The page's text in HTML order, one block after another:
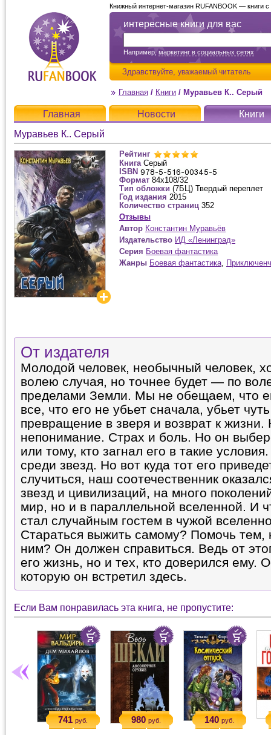
интересные книги для вас
Например,маркетинг в социальных сетях
Здравствуйте, уважаемый читатель
Книжный интернет-магазин RUFANBOOK — книги
Главная / Книги / Муравьев К.. Серый
Главная Новости
Книги
Муравьев К.. Серый
Рейтинг
Книга Серый
ISBN
Формат 84х108/32
Тип обложки (7БЦ) Твердый переплет
Год издания 2015
Количество страниц 352
Отзывы
Автор Константин Муравьёв
Издательство ИД «Ленинград»
Серия Боевая фантастика
Жанры Боевая фантастика,
От издателя
Молодой человек, необычный человек,
волею случая, но точнее будет — по
пределами Земли. Мы не обещаем, что
все, что его не убьет сначала, убьет
превращение в зверя и возврат к жизни.
непонимание. Страх и боль. Но он
или тому, кто загнал его в такие
среди звезд. Но вот куда тот его
случиться, наш соотечественник
звезд и цивилизаций, на много
мир, но и в параллельной вселенной. И
стал случайным гостем в чужой
Стараться выжить самому? Помочь тем,
ним? Он должен справиться. Ведь от
его жизнь, но и тех, кто доверился ему.
которую он встретил здесь.
Если Вам понравилась эта книга, не пропустите:
741 руб. 980 руб. 140 руб.